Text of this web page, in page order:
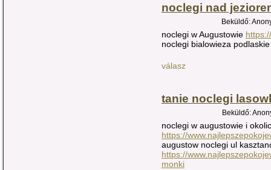
noclegi nad
Beküldő:
noclegi w Augustowie
noclegi bialowieza
válasz
tanie noclegi
Beküldő:
noclegi w augustowie i
https://
augustow noclegi ul
https://
monki